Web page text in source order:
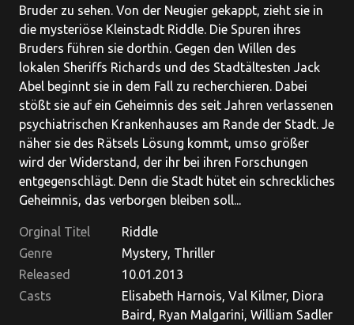
Bruder zu sehen. Von der Neugier gekappt, zieht sie in
die mysteriöse Kleinstadt Riddle. Die Spuren ihres
Bruders führen sie dorthin. Gegen den Willen des
lokalen Sheriffs Richards und des Stadtältesten Jack
Abel beginnt sie in dem Fall zu recherchieren. Dabei
stößt sie auf ein Geheimnis des seit Jahren verlassenen
psychiatrischen Krankenhauses am Rande der Stadt. Je
näher sie des Rätsels Lösung kommt, umso größer
wird der Widerstand, der ihr bei ihren Forschungen
entgegenschlägt. Denn die Stadt hütet ein schreckliches
Geheimnis, das verborgen bleiben soll...
Orginal Titel
Riddle
Genre
Mystery, Thriller
Released
10.01.2013
Casts
Elisabeth Harnois, Val Kilmer, Diora
Baird, Ryan Malgarini, William Sadler